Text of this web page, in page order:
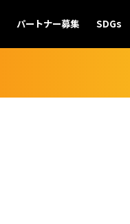
パートナー募集 SDGs